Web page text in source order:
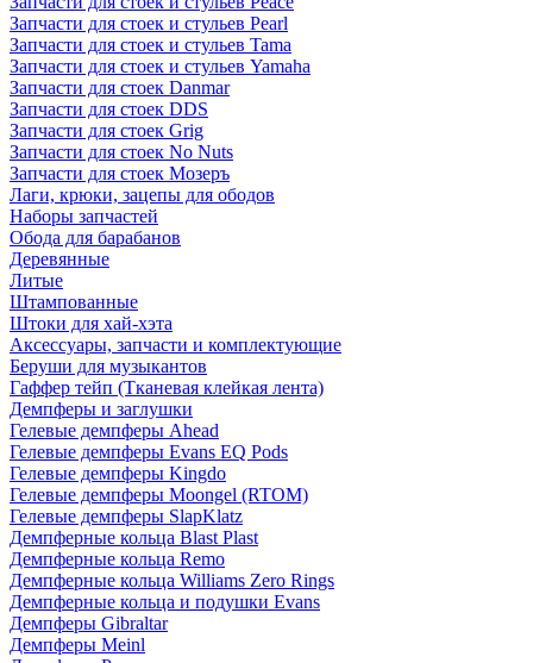
Запчасти для стоек и стульев Pearl
Запчасти для стоек и стульев Tama
Запчасти для стоек и стульев Yamaha
Запчасти для стоек Danmar
Запчасти для стоек DDS
Запчасти для стоек Grig
Запчасти для стоек No Nuts
Запчасти для стоек Мозеръ
Лаги, крюки, зацепы для ободов
Наборы запчастей
Обода для барабанов
Деревянные
Литые
Штампованные
Штоки для хай-хэта
Аксессуары, запчасти и комплектующие
Беруши для музыкантов
Гаффер тейп (Тканевая клейкая лента)
Демпферы и заглушки
Гелевые демпферы Ahead
Гелевые демпферы Evans EQ Pods
Гелевые демпферы Kingdo
Гелевые демпферы Moongel (RTOM)
Гелевые демпферы SlapKlatz
Демпферные кольца Blast Plast
Демпферные кольца Remo
Демпферные кольца Williams Zero Rings
Демпферные кольца и подушки Evans
Демпферы Gibraltar
Демпферы Meinl